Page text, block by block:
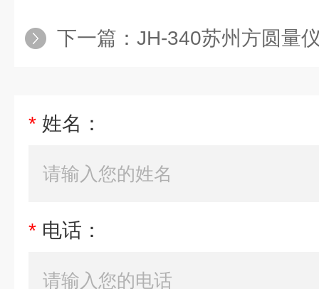
下一篇： JH-340苏州方圆量仪
* 姓名：
* 电话：